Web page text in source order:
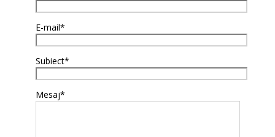
E-mail*
Subiect*
Mesaj*